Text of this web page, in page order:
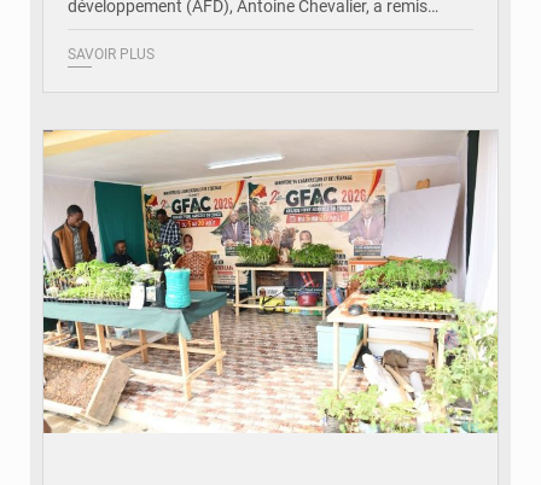
développement (AFD), Antoine Chevalier, a remis…
SAVOIR PLUS